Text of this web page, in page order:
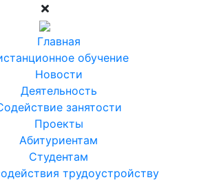
Главная
обучение
Новости
Деятельность
занятости
Проекты
Абитуриентам
Студентам
трудоустройству